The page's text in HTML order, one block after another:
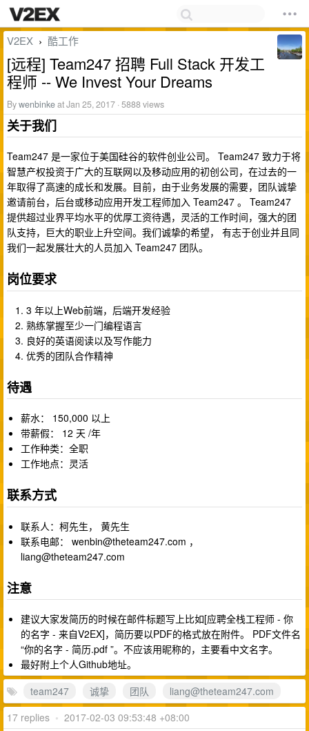
V2EX › 酷工作
[远程] Team247 招聘 Full Stack 开发工
程师 -- We Invest Your Dreams
Bywenbinkeat Jan 25, 2017 · 5888 views
关于我们
Team247 是一家位于美国硅谷的软件创业公司。 Team247 致力于将
智慧产权投资于广大的互联网以及移动应用的初创公司，在过去的一
年取得了高速的成长和发展。目前，由于业务发展的需要，团队诚挚
邀请前台，后台或移动应用开发工程师加入 Team247 。 Team247
提供超过业界平均水平的优厚工资待遇，灵活的工作时间，强大的团
队支持，巨大的职业上升空间。我们诚挚的希望， 有志于创业并且同
我们一起发展壮大的人员加入 Team247 团队。
岗位要求
3 年以上Web前端，后端开发经验
熟练掌握至少一门编程语言
良好的英语阅读以及写作能力
优秀的团队合作精神
待遇
薪水： 150,000 以上
带薪假： 12 天 /年
工作种类：全职
工作地点：灵活
联系方式
联系人：柯先生， 黄先生
联系电邮： wenbin@theteam247.com ，
liang@theteam247.com
注意
建议大家发简历的时候在邮件标题写上比如[应聘全栈工程师 - 你
的名字 - 来自V2EX]，简历要以PDF的格式放在附件。 PDF文件名
“你的名字 - 简历.pdf ”。不应该用昵称的，主要看中文名字。
最好附上个人Github地址。
team247
诚挚 团队
liang@theteam247.com
17 replies • 2017-02-03 09:53:48 +08:00